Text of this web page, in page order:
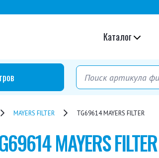
Каталог
MAYERS FILTER TG69614 MAYERS FILTER
MAYERS FILTER